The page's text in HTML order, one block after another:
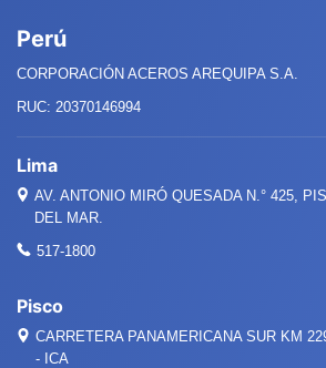
Perú
CORPORACIÓN ACEROS AREQUIPA S.A.
RUC: 20370146994
Lima
AV. ANTONIO MIRÓ QUESADA N.° 425,
DEL MAR.
517-1800
Pisco
CARRETERA PANAMERICANA SUR KM
- ICA